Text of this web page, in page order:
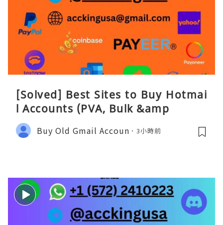
[Solved] Best Sites to Buy Hotmai
l Accounts (PVA, Bulk &amp
Buy Old Gmail Accoun 3小時前